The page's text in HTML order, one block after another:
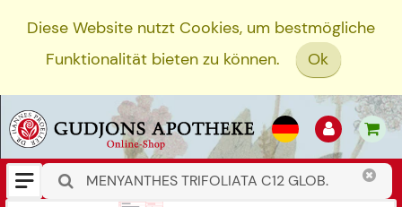
Diese Website nutzt Cookies, um bestmögliche
Funktionalität bieten zu können.
Ok